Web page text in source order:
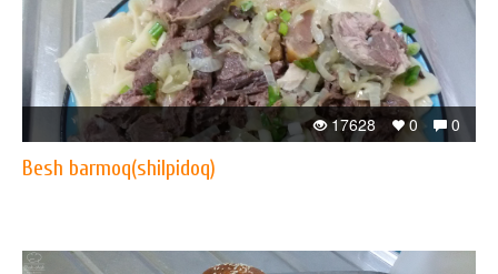
0
0
17628
Besh barmoq(shilpidoq)